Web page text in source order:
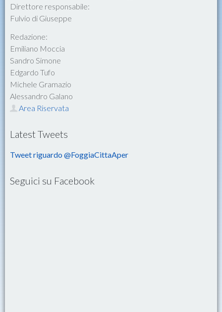
Direttore responsabile:
Fulvio di Giuseppe
Redazione:
Emiliano Moccia
Sandro Simone
Edgardo Tufo
Michele Gramazio
Alessandro Galano
Area Riservata
Latest Tweets
Tweet riguardo @FoggiaCittaAper
Seguici su Facebook